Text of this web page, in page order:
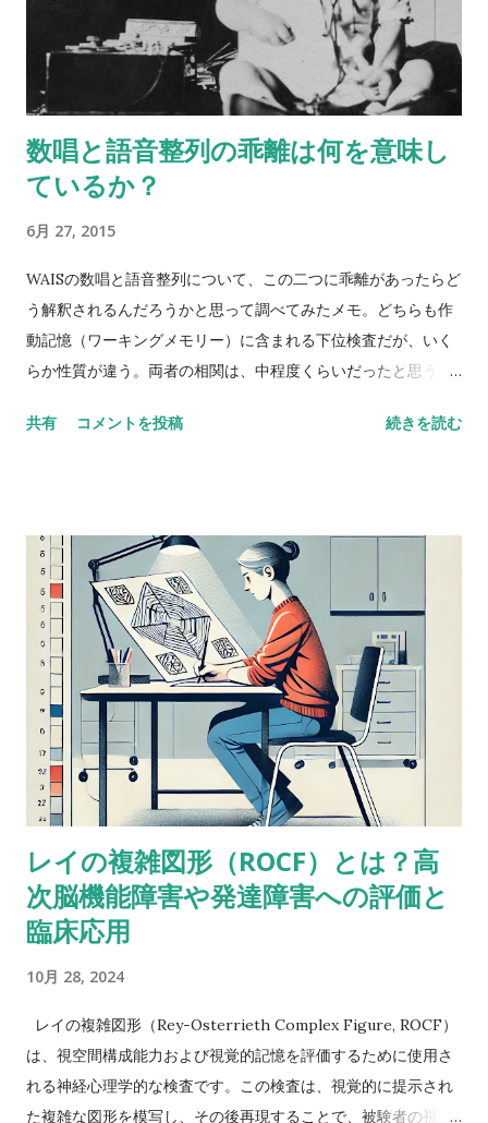
数唱と語音整列の乖離は何を意味し
ているか？
6月 27, 2015
WAISの数唱と語音整列について、この二つに乖離があったらど
う解釈されるんだろうかと思って調べてみたメモ。どちらも作
動記憶（ワーキングメモリー）に含まれる下位検査だが、いく
らか性質が違う。両者の相関は、中程度くらいだったと思う。
sequencing とある海外の掲示板（？）でのやりとり。 一方が
４点以上の乖離（discrepancy）があった場合は？ 実施した
ばかりのアセスメントを詳しく考えてみると、言葉の受容と表
出が明らかに難しいケースだったけど、視空間スキルと処理速
度はまったく問題なく保たれていた。-Miriam という問題提起
に対するスレッドのようだ。 私も以前に何度か同じようなパタ
ーンに出会ったことがあって似たようなことを考えたことがあ
るけど、ぜんぜん専門外だったから。あなたももう考えてるだ
ろうけど、語音整列はたぶんより複雑な課題だと思う。という
のも、数唱のように単に数字を扱うんじゃなくって、（文字と
数字という）二種類の情報を使ってそれを切り替えながら作業
しなきゃいけないから。被験者が教示を理解して、すべてをす
っかり頭に入れることができたという手応えはありました
か？ これ（語音整列）を実行するにはいくつかの操作が必要
だし、呈示されたものすべてを受け取るには言語受容スキルが
特に障壁となるかもしれません。他の下位検査にもこの仮説が
共有 コメントを投稿 続きを読む
レイの複雑図形（ROCF）とは？高
次脳機能障害や発達障害への評価と
臨床応用
10月 28, 2024
レイの複雑図形（Rey-Osterrieth Complex Figure, ROCF）
は、視空間構成能力および視覚的記憶を評価するために使用さ
れる神経心理学的な検査です。この検査は、視覚的に提示され
た複雑な図形を模写し、その後再現することで、被験者の視覚